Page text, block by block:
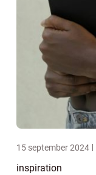
15 september 2024
inspiration